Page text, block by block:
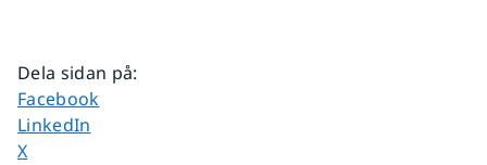
Dela sidan på:
Dela sidan på
Facebook
Dela sidan på
LinkedIn
Dela sidan på
X